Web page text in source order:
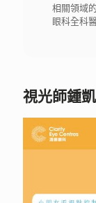
相關領域
眼科全科
視光師鍾